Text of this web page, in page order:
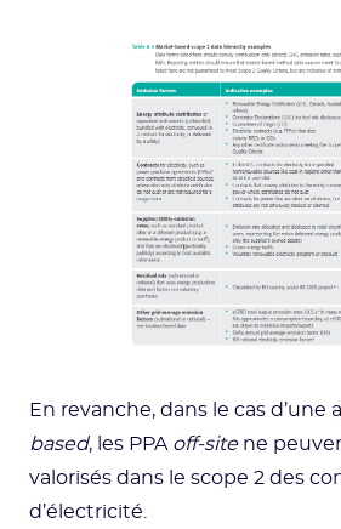
En revanche, dans le cas d’une
based, les PPA off-sitene
valorisés dans le scope 2 des
d’électricité.